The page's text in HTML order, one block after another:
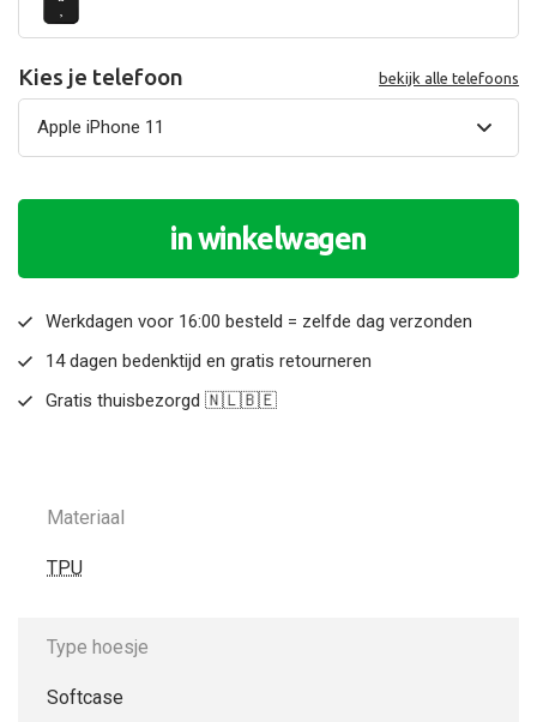
Kies je telefoon bekijk alle telefoons
in winkelwagen
Werkdagen voor 16:00 besteld = zelfde dag verzonden
14 dagen bedenktijd en gratis retourneren
Gratis thuisbezorgd 🇳🇱🇧🇪
Materiaal
TPU
Type hoesje
Softcase